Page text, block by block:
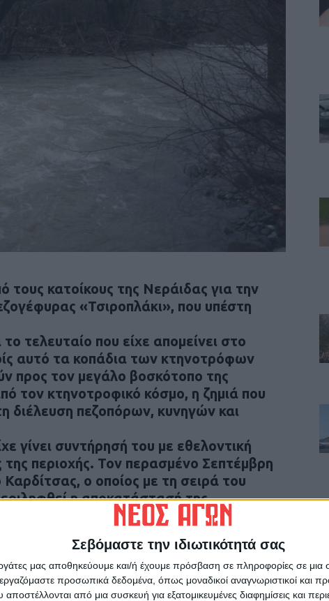
Σεβόμαστε την ιδιωτικότητά σας
μας αποθηκεύουμε και/ή έχουμε πρόσβαση σε πληροφορίες σε
προσωπικά δεδομένα, όπως μοναδικοί αναγνωριστικοί και
από μια συσκευή για εξατομικευμένες διαφημίσεις και
τους κατοίκους της Νεράιδας για την
«Τσιροπλάκι», που υπέστη
τελευταίο που είχε απομείνει στο
αυτό τα κοπάδια των κτηνοτρόφων
προς τον μεγάλο βοσκότοπο της
τον κτηνοτροφικό κόσμο, η ζημιά που
διέλευση πεζοπόρων, κυνηγών και
γίνει συντήρησή του με εθελοντική
της περιοχής. Τον περασμένο Σεπτέμβρη
ο οποίος με τη σειρά του
η αποκατάστασή της
μαζί της πεζογέφυρας «Σωτήρος»
κοινωνίας μας να
οι πεζογέφυρες «Τσιροπλάκι» και
δημότες κάτοικοι της περιοχής.